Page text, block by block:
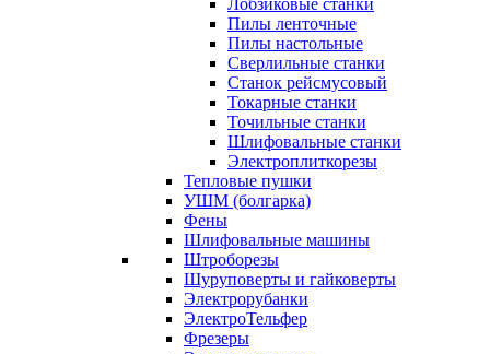
Лобзиковые станки
Пилы ленточные
Пилы настольные
Сверлильные станки
Станок рейсмусовый
Токарные станки
Точильные станки
Шлифовальные станки
Электроплиткорезы
Тепловые пушки
УШМ (болгарка)
Фены
Шлифовальные машины
Штроборезы
Шуруповерты и гайковерты
Электрорубанки
ЭлектроТельфер
Фрезеры